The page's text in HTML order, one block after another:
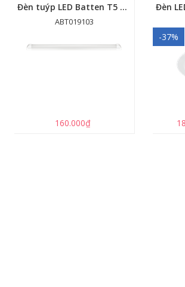
Đèn tuýp LED Batten T5 Panasonic 10W - ABT019103/ABT019106 - Dài 600mm
ABT019103
160.000₫
-37%